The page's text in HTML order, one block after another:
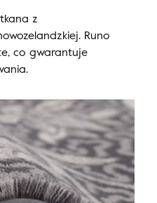
z
Runo
co gwarantuje